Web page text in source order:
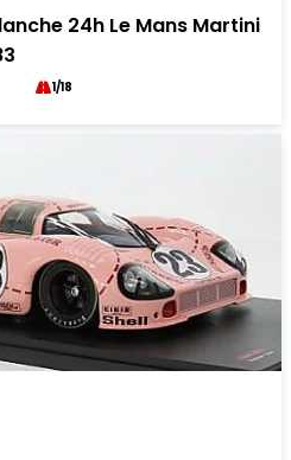
24h Le Mans Martini
1/18